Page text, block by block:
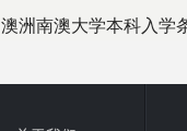
澳洲南澳大学本科入学